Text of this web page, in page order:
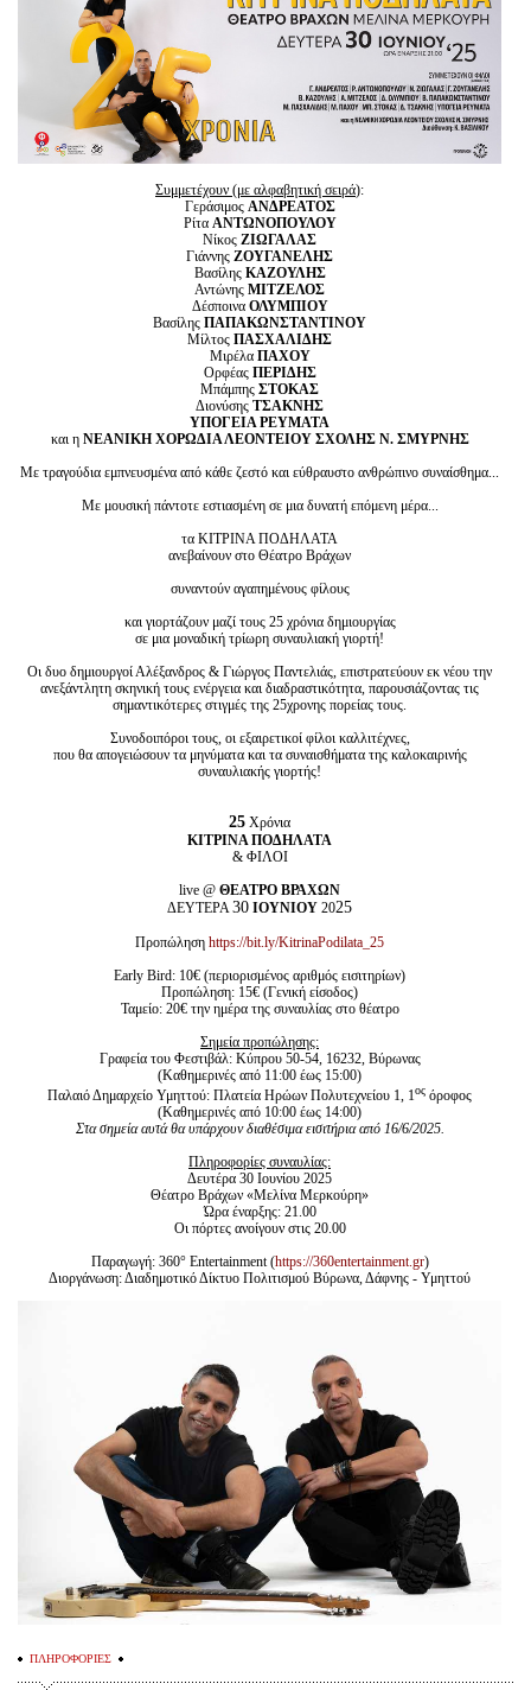
Είσοδος διαχειριστή
Συμμετέχουν (με αλφαβητική σειρά):
Γεράσιμος ΑΝΔΡΕΑΤΟΣ
Ρίτα ΑΝΤΩΝΟΠΟΥΛΟΥ
Νίκος ΖΙΩΓΑΛΑΣ
Γιάννης ΖΟΥΓΑΝΕΛΗΣ
Βασίλης ΚΑΖΟΥΛΗΣ
Αντώνης ΜΙΤΖΕΛΟΣ
Δέσποινα ΟΛΥΜΠΙΟΥ
Βασίλης ΠΑΠΑΚΩΝΣΤΑΝΤΙΝΟΥ
Μίλτος ΠΑΣΧΑΛΙΔΗΣ
Μιρέλα ΠΑΧΟΥ
Ορφέας ΠΕΡΙΔΗΣ
Μπάμπης ΣΤΟΚΑΣ
Διονύσης ΤΣΑΚΝΗΣ
ΥΠΟΓΕΙΑ ΡΕΥΜΑΤΑ
και η ΝΕΑΝΙΚΗ ΧΟΡΩΔΙΑ ΛΕΟΝΤΕΙΟΥ ΣΧΟΛΗΣ Ν. ΣΜΥΡΝΗΣ
Με τραγούδια εμπνευσμένα από κάθε ζεστό και εύθραυστο ανθρώπινο συναίσθημα...
Με μουσική πάντοτε εστιασμένη σε μια δυνατή επόμενη μέρα...
τα ΚΙΤΡΙΝΑ ΠΟΔΗΛΑΤΑ
ανεβαίνουν στο Θέατρο Βράχων
συναντούν αγαπημένους φίλους
και γιορτάζουν μαζί τους 25 χρόνια δημιουργίας
σε μια μοναδική τρίωρη συναυλιακή γιορτή!
Οι δυο δημιουργοί Αλέξανδρος & Γιώργος Παντελιάς, επιστρατεύουν εκ νέου την
ανεξάντλητη σκηνική τους ενέργεια και διαδραστικότητα, παρουσιάζοντας τις
σημαντικότερες στιγμές της 25χρονης πορείας τους.
Συνοδοιπόροι τους, οι εξαιρετικοί φίλοι καλλιτέχνες,
που θα απογειώσουν τα μηνύματα και τα συναισθήματα της καλοκαιρινής
συναυλιακής γιορτής!
25 Χρόνια
ΚΙΤΡΙΝΑ ΠΟΔΗΛΑΤΑ
& ΦΙΛΟΙ
live @ ΘΕΑΤΡΟ ΒΡΑΧΩΝ
ΔΕΥΤΕΡΑ30 ΙΟΥΝΙΟΥ 2025
Προπώληση https://bit.ly/KitrinaPodilata_25
Early Bird: 10€ (περιορισμένος αριθμός εισιτηρίων)
Προπώληση: 15€ (Γενική είσοδος)
Ταμείο: 20€ την ημέρα της συναυλίας στο θέατρο
Σημεία προπώλησης:
Γραφεία του Φεστιβάλ: Κύπρου 50-54, 16232, Βύρωνας
(Καθημερινές από 11:00 έως 15:00)
Παλαιό Δημαρχείο Υμηττού: Πλατεία Ηρώων Πολυτεχνείου 1, 1ος όροφος
(Καθημερινές από 10:00 έως 14:00)
Στα σημεία αυτά θα υπάρχουν διαθέσιμα εισιτήρια από 16/6/2025.
Πληροφορίες συναυλίας:
Δευτέρα 30 Ιουνίου 2025
Θέατρο Βράχων «Μελίνα Μερκούρη»
Ώρα έναρξης: 21.00
Οι πόρτες ανοίγουν στις 20.00
Παραγωγή: 360° Entertainment (https://360entertainment.gr)
Διοργάνωση: Διαδημοτικό Δίκτυο Πολιτισμού Βύρωνα, Δάφνης - Υμηττού
ΠΛΗΡΟΦΟΡΙΕΣ